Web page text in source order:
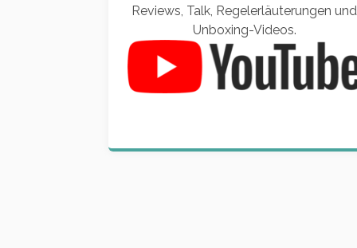
Reviews, Talk, Regelerläuterungen und
Unboxing-Videos.